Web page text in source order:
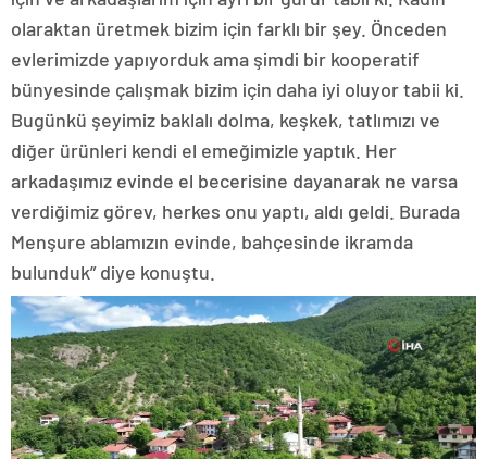
olaraktan üretmek bizim için farklı bir şey. Önceden
evlerimizde yapıyorduk ama şimdi bir kooperatif
bünyesinde çalışmak bizim için daha iyi oluyor tabii ki.
Bugünkü şeyimiz baklalı dolma, keşkek, tatlımızı ve
diğer ürünleri kendi el emeğimizle yaptık. Her
arkadaşımız evinde el becerisine dayanarak ne varsa
verdiğimiz görev, herkes onu yaptı, aldı geldi. Burada
Menşure ablamızın evinde, bahçesinde ikramda
bulunduk” diye konuştu.